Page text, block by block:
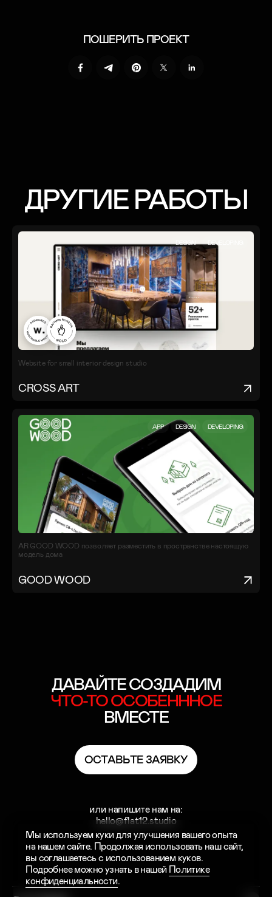
ПОШЕРИТЬ ПРОЕКТ
ДРУГИЕ РАБОТЫ
DESIGN DEVELOPING
Website for small interior design studio
CROSS ART
APP DESIGN DEVELOPING
AR GOOD WOOD позволяет разместить в пространстве настоящую
модель дома
GOOD WOOD
ДАВАЙТЕ СОЗДАДИМ
ЧТО-ТООСОБЕНННОЕ
ВМЕСТЕ
ОСТАВЬТЕЗАЯВКУ
или напишите нам на:
hello@flat12.studio
Мы используем куки для улучшения вашего опыта
на нашем сайте. Продолжая использовать наш сайт,
вы соглашаетесь с использованием куков.
Подробнее можно узнать в нашейПолитике
конфиденциальности.